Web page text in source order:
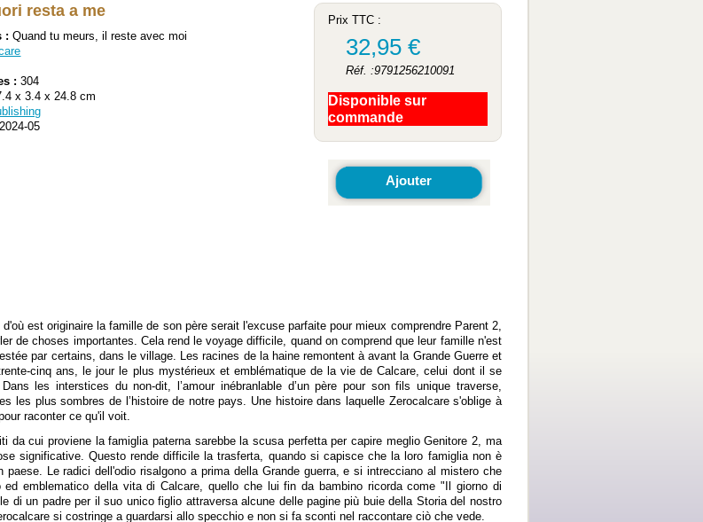
resta a me
: Quand tu meurs, il reste avec moi
: 304
x 3.4 x 24.8 cm
2024-05
Prix TTC :
32,95 €
Réf. :9791256210091
Disponible sur
commande
Ajouter
est originaire la famille de son père serait l'excuse parfaite pour mieux comprendre Parent 2,
de choses importantes. Cela rend le voyage difficile, quand on comprend que leur famille n'est
par certains, dans le village. Les racines de la haine remontent à avant la Grande Guerre et
cinq ans, le jour le plus mystérieux et emblématique de la vie de Calcare, celui dont il se
les interstices du non-dit, l’amour inébranlable d’un père pour son fils unique traverse,
les plus sombres de l’histoire de notre pays. Une histoire dans laquelle Zerocalcare s'oblige à
raconter ce qu'il voit.
da cui proviene la famiglia paterna sarebbe la scusa perfetta per capire meglio Genitore 2, ma
significative. Questo rende difficile la trasferta, quando si capisce che la loro famiglia non è
Le radici dell'odio risalgono a prima della Grande guerra, e si intrecciano al mistero che
emblematico della vita di Calcare, quello che lui fin da bambino ricorda come "Il giorno di
di un padre per il suo unico figlio attraversa alcune delle pagine più buie della Storia del nostro
si costringe a guardarsi allo specchio e non si fa sconti nel raccontare ciò che vede.